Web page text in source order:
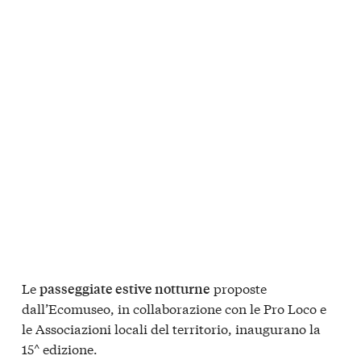
Lepasseggiate estive notturne proposte
dall’Ecomuseo, in collaborazione con le Pro Loco e
le Associazioni locali del territorio, inaugurano la
15^ edizione.